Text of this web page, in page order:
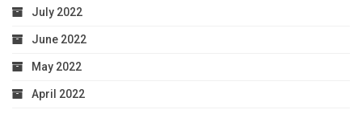
July 2022
June 2022
May 2022
April 2022